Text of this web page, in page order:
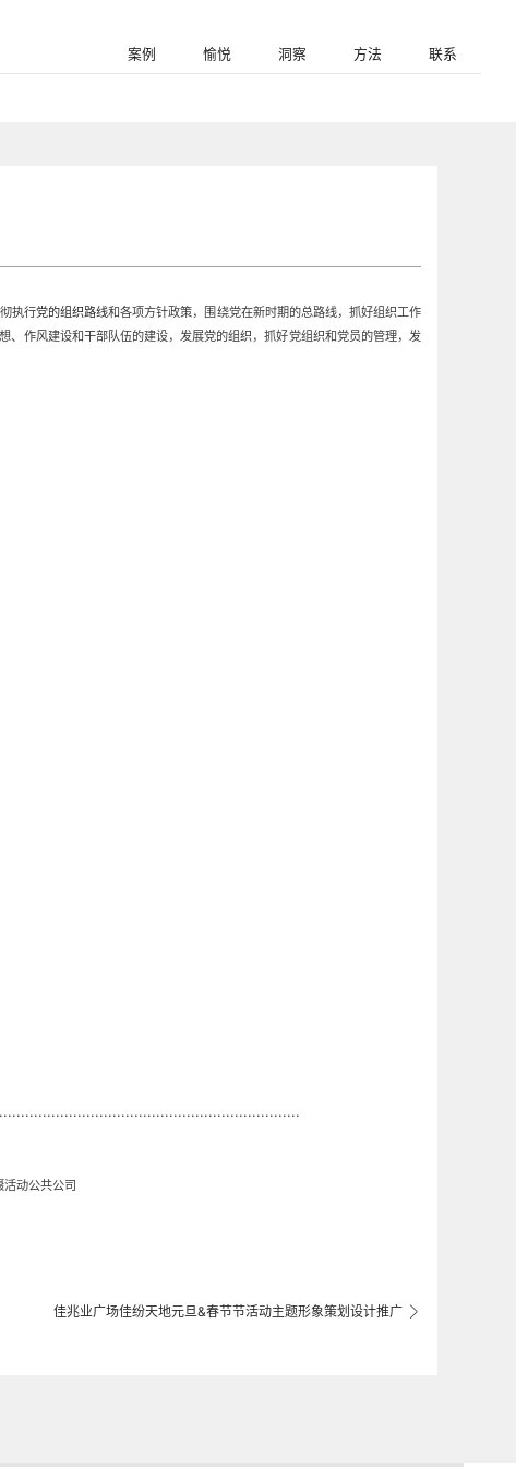
案例 愉悦 洞察 方法 联系
执行党的组织路线和各项方针政策，围绕党在新时期的总路线，抓好组织工作
作风建设和干部队伍的建设，发展党的组织，抓好党组织和党员的管理，发
动公共公司
佳兆业广场佳纷天地元旦&春节节活动主题形象策划设计推广